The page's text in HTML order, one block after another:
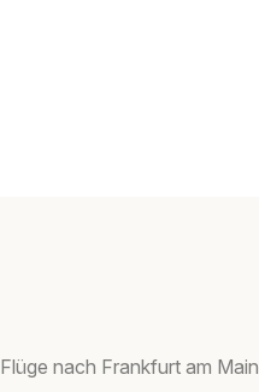
Flüge nach Frankfurt am Main